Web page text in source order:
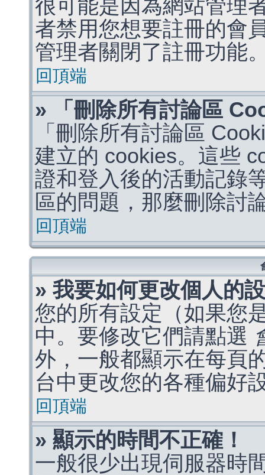
很可能是因為網站管理
者禁用您想要註冊的會
管理者關閉了註冊功能
回頂端
» 「刪除所有討論區
「刪除所有討論區
建立的 cookies。這些
證和登入後的活動記錄
區的問題，那麼刪除討
回頂端
» 我要如何更改個人的
您的所有設定（如果您
中。要修改它們請點選
外，一般都顯示在每頁
台中更改您的各種偏好
回頂端
» 顯示的時間不正確！
一般很少出現伺服器時